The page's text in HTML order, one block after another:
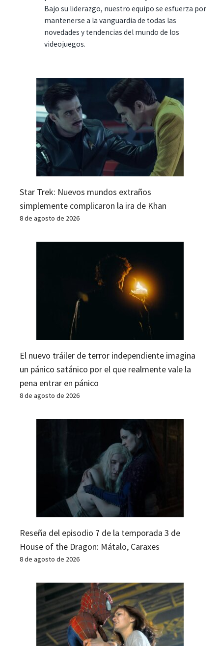
Bajo su liderazgo, nuestro equipo se esfuerza por
mantenerse a la vanguardia de todas las
novedades y tendencias del mundo de los
videojuegos.
Star Trek: Nuevos mundos extraños
simplemente complicaron la ira de Khan
8 de agosto de 2026
El nuevo tráiler de terror independiente imagina
un pánico satánico por el que realmente vale la
pena entrar en pánico
8 de agosto de 2026
Reseña del episodio 7 de la temporada 3 de
House of the Dragon: Mátalo, Caraxes
8 de agosto de 2026